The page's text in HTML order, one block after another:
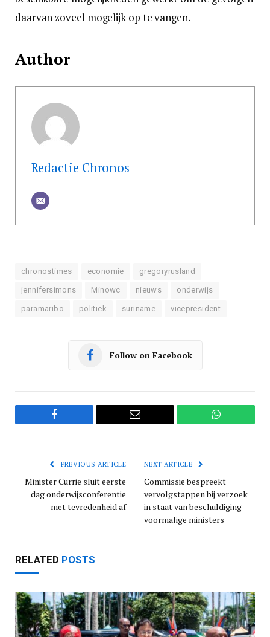
daarvan zoveel mogelijk op te vangen.
Author
Redactie Chronos
chronostimes economie gregoryrusland
jennifersimons Minowc nieuws onderwijs
paramaribo politiek suriname vicepresident
Follow on Facebook
Facebook Email WhatsApp
PREVIOUS ARTICLE
Minister Currie sluit eerste
dag onderwijsconferentie
met tevredenheid af
NEXT ARTICLE
Commissie bespreekt
vervolgstappen bij verzoek
in staat van beschuldiging
voormalige ministers
RELATED POSTS